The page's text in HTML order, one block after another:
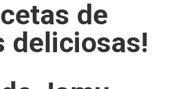
de
deliciosas!